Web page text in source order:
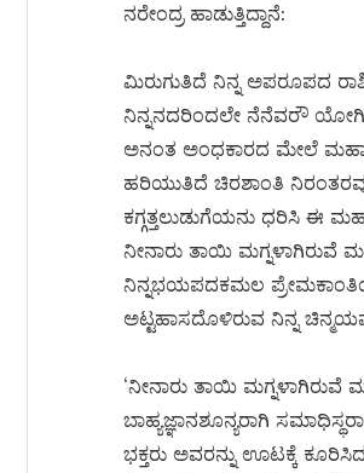
ನರೇಂದ್ರ ಹಾಡುತ್ತಿದ್ದಾನೆ:
ಮಿರುಗುತಿದೆ ನಿನ್ನ ಅಪರೂಪದ
ನಿನ್ನನದರಿಂದಲೇ ನೆನೆವರೌ
ಅನಂತ ಅಂಧಕಾರದ ಮೇಲೆ
ಹರಿಯುತಿದೆ ಚಿರಶಾಂತಿ
ಕಗ್ಗತ್ತಲುಡುಗೆಯನು ಧರಿಸಿ ಈ
ನೀನಾರು ತಾಯಿ ಮಗ್ನಳಾಗಿರುವೆ
ನಿನ್ನಭಯಪದಕಮಲ
ಅಟ್ಟಹಾಸದೊಳಿರುವ ನಿನ್ನ
‘ನೀನಾರು ತಾಯಿ
ಬಾಹ್ಯಜ್ಞಾನಶೂನ್ಯರಾಗಿ
ಭಕ್ತರು ಅವರನ್ನು ಊಟಕ್ಕೆ